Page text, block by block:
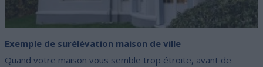
Exemple de surélévation maison de ville
Quand votre maison vous semble trop étroite, avant de